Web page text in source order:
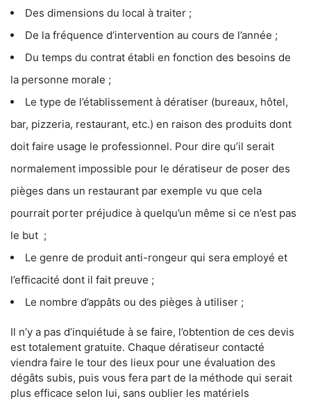
Des dimensions du local à traiter ;
De la fréquence d’intervention au cours de l’année ;
Du temps du contrat établi en fonction des besoins de
la personne morale ;
Le type de l’établissement à dératiser (bureaux, hôtel,
bar, pizzeria, restaurant, etc.) en raison des produits dont
doit faire usage le professionnel. Pour dire qu’il serait
normalement impossible pour le dératiseur de poser des
pièges dans un restaurant par exemple vu que cela
pourrait porter préjudice à quelqu’un même si ce n’est pas
le but ;
Le genre de produit anti-rongeur qui sera employé et
l’efficacité dont il fait preuve ;
Le nombre d’appâts ou des pièges à utiliser ;
Il n’y a pas d’inquiétude à se faire, l’obtention de ces devis
est totalement gratuite. Chaque dératiseur contacté
viendra faire le tour des lieux pour une évaluation des
dégâts subis, puis vous fera part de la méthode qui serait
plus efficace selon lui, sans oublier les matériels